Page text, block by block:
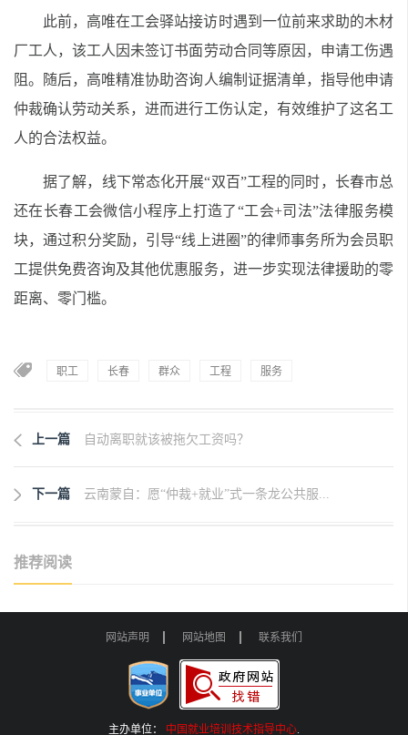
此前，高唯在工会驿站接访时遇到一位前来求助的木材
厂工人，该工人因未签订书面劳动合同等原因，申请工伤遇
阻。随后，高唯精准协助咨询人编制证据清单，指导他申请
仲裁确认劳动关系，进而进行工伤认定，有效维护了这名工
人的合法权益。
据了解，线下常态化开展“双百”工程的同时，长春市总
还在长春工会微信小程序上打造了“工会+司法”法律服务模
块，通过积分奖励，引导“线上进圈”的律师事务所为会员职
工提供免费咨询及其他优惠服务，进一步实现法律援助的零
距离、零门槛。
职工 长春 群众 工程 服务
上一篇 自动离职就该被拖欠工资吗？
下一篇 云南蒙自：愿“仲裁+就业”式一条龙公共服...
推荐阅读
网站声明 网站地图 联系我们
主办单位： 中国就业培训技术指导中心.